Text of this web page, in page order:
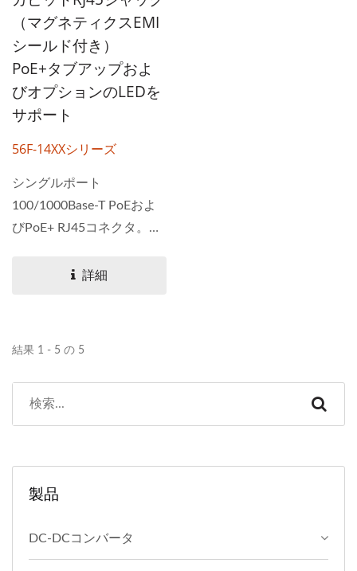
（マグネティクスEMI
シールド付き）
PoE+タブアップおよ
びオプションのLEDを
サポート
56F-14XXシリーズ
シングルポート
100/1000Base-T PoEおよ
びPoE+ RJ45コネクタ。す
ための磁気設計と、IEEE...
詳細
結果 1 - 5 の 5
製品
DC-DCコンバータ